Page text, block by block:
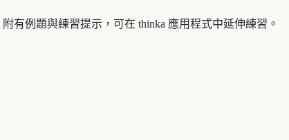
有例題與練習提示，可在 thinka 應用程式中延伸練習。